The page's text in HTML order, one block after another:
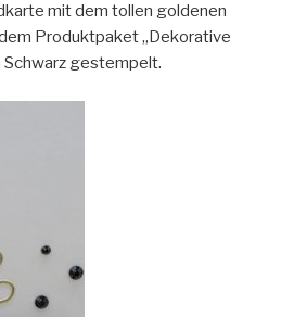
mit dem tollen goldenen
Produktpaket „Dekorative
Schwarz gestempelt.